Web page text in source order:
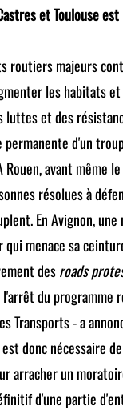
et Toulouse
majeurs
les habitats
et des
permanente d'un
avant même
résolues à
En Avignon,
menace sa
desroads
du programme
Transports - a
donc nécessaire
arracher un
d'une partie